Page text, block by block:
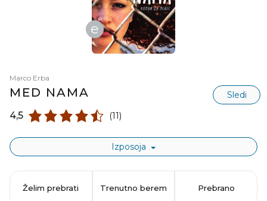
e
Marco Erba
MED NAMA Sledi
4,5 (11)
Izposoja
Želim prebrati Trenutno berem Prebrano